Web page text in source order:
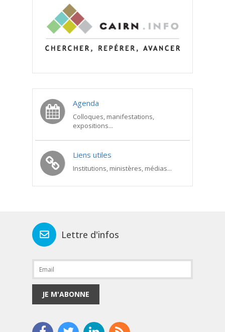
Agenda
Colloques, manifestations,
expositions...
Liens utiles
Institutions, ministères, médias...
Lettre d'infos
JE M'ABONNE